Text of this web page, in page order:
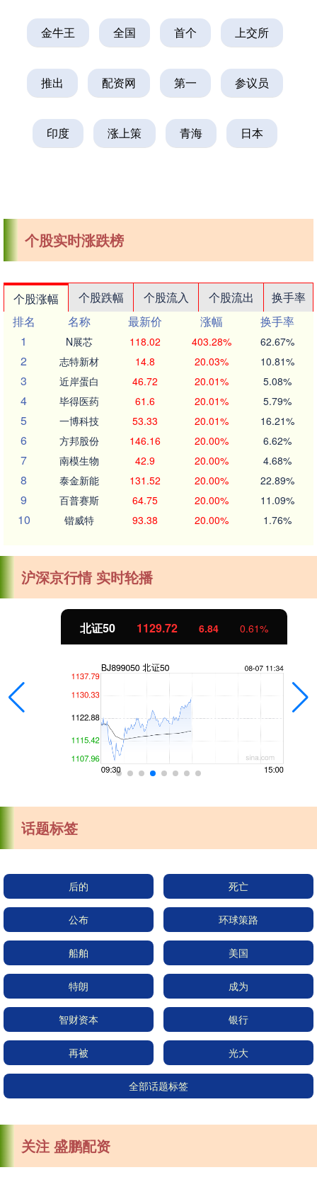
金牛王 全国 首个 上交所
推出 配资网 第一 参议员
印度 涨上策 青海 日本
个股实时涨跌榜
个股涨幅 个股跌幅 个股流入 个股流出
换手率
排名
名称 最新价 涨幅
换手率
1
N展芯 118.02 403.28% 62.67%
2 志特新材 14.8 20.03% 10.81%
3 近岸蛋白 46.72 20.01% 5.08%
4 毕得医药 61.6 20.01% 5.79%
5 一博科技 53.33 20.01% 16.21%
6 方邦股份 146.16 20.00% 6.62%
7 南模生物 42.9 20.00% 4.68%
8 泰金新能 131.52 20.00% 22.89%
9 百普赛斯 64.75 20.00% 11.09%
10 锴威特 93.38 20.00% 1.76%
沪深京行情 实时轮播
北证50 1129.72 6.84 0.61%
话题标签
后的 死亡
公布 环球策路
船舶 美国
特朗 成为
智财资本 银行
再被 光大
全部话题标签
关注 盛鹏配资